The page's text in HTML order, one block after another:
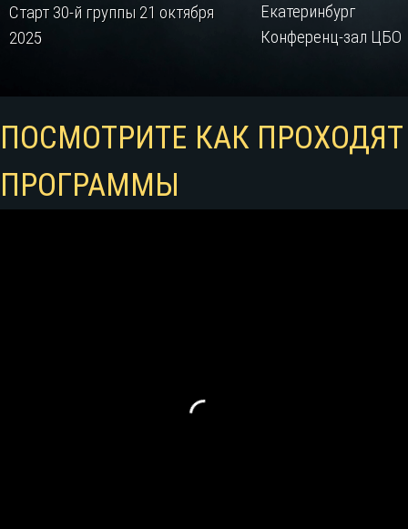
Старт 30-й группы 21 октября
2025
Екатеринбург
Конференц-зал ЦБО
ПОСМОТРИТЕ КАК ПРОХОДЯТ
ПРОГРАММЫ